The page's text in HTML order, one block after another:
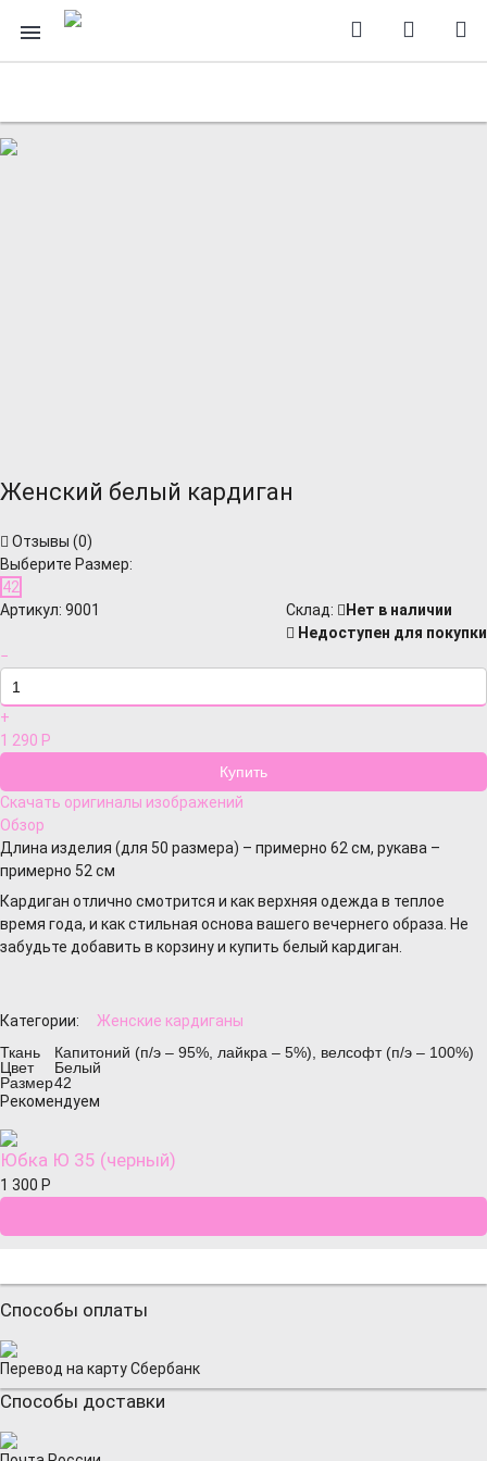
Женский белый кардиган
Отзывы (0)
Выберите Размер:
42
Артикул: 9001 Cклад:
Нет в наличии
Недоступен для покупки
−
+
1 290 Р
Скачать оригиналы изображений
Обзор
Длина изделия (для 50 размера) – примерно 62 см, рукава –
примерно 52 см
Кардиган отлично смотрится и как верхняя одежда в теплое
время года, и как стильная основа вашего вечернего образа. Не
забудьте добавить в корзину и купить белый кардиган.
Категории:
Женские кардиганы
Ткань
Капитоний (п/э – 95%, лайкра – 5%), велсофт (п/э – 100%)
Цвет
Белый
Размер42
Рекомендуем
Юбка Ю 35 (черный)
1 300 Р
Способы оплаты
Перевод на карту Сбербанк
Способы доставки